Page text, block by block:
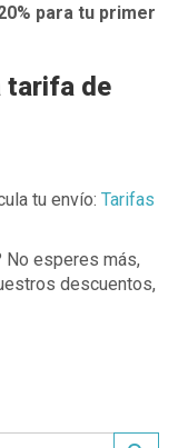
para tu primer
tarifa de
tu envío: Tarifas
No esperes más,
descuentos,